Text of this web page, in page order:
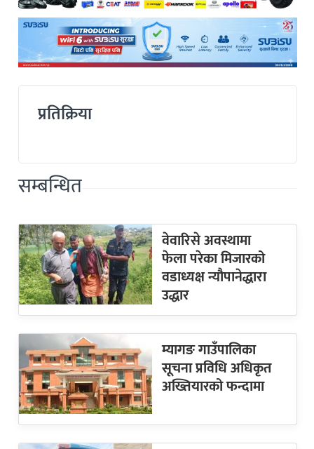
प्रतिक्रिया
सम्बन्धित
वेवारिसे अवस्थामा
फेला परेका मिजारको
वडाध्यक्ष न्यौपानेद्धारा
उद्धार
म्यागङ गाउँपालिका
सूचना प्रविधि अधिकृत
अख्तियारको फन्दामा